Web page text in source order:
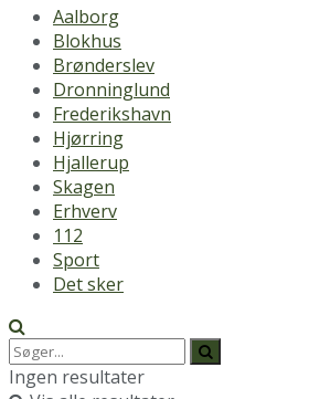
Aalborg
Blokhus
Brønderslev
Dronninglund
Frederikshavn
Hjørring
Hjallerup
Skagen
Erhverv
112
Sport
Det sker
Ingen resultater